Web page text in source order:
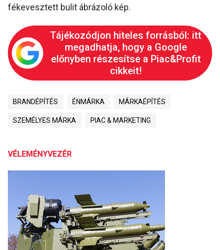
fékevesztett bulit ábrázoló kép.
Tájékozódjon hiteles forrásból: itt
megadhatja, hogy a Google
előnyben részesítse a Piac&Profit
cikkeit!
BRANDÉPÍTÉS ÉNMÁRKA MÁRKAÉPÍTÉS
SZEMÉLYES MÁRKA PIAC & MARKETING
VÉLEMÉNYVEZÉR